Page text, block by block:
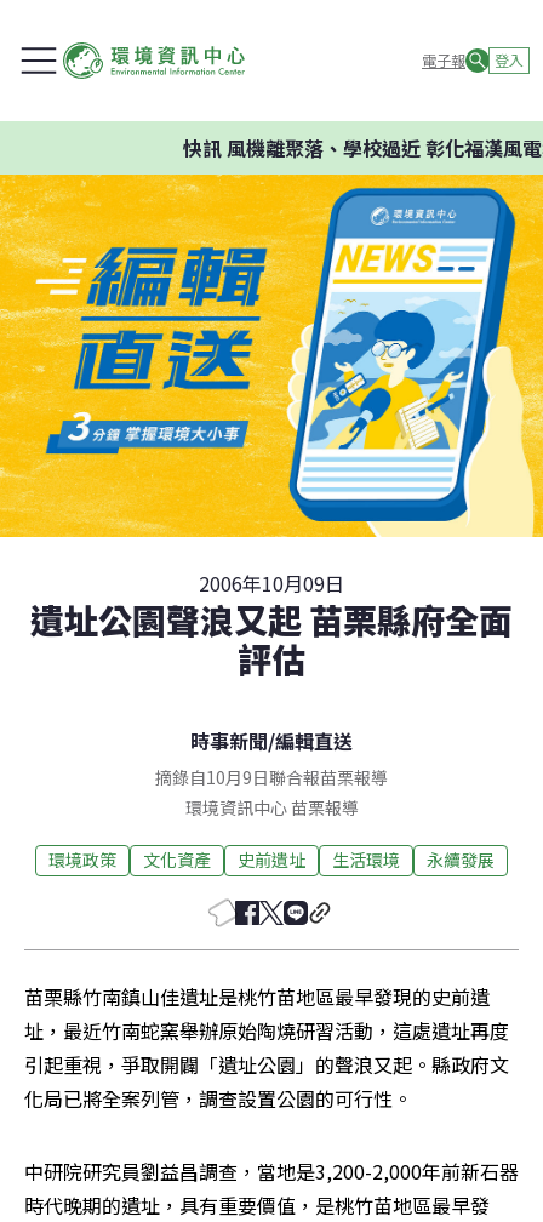
電子報 登入
快訊風機離聚落、學校過近 彰化福漢風電
2006年10月09日
遺址公園聲浪又起 苗栗縣府全面
評估
時事新聞/編輯直送
摘錄自10月9日聯合報苗栗報導
環境資訊中心苗栗報導
環境政策 文化資產 史前遺址 生活環境 永續發展
苗栗縣竹南鎮山佳遺址是桃竹苗地區最早發現的史前遺
址，最近竹南蛇窯舉辦原始陶燒研習活動，這處遺址再度
引起重視，爭取開闢「遺址公園」的聲浪又起。縣政府文
化局已將全案列管，調查設置公園的可行性。
中研院研究員劉益昌調查，當地是3,200-2,000年前新石器
時代晚期的遺址，具有重要價值，是桃竹苗地區最早發